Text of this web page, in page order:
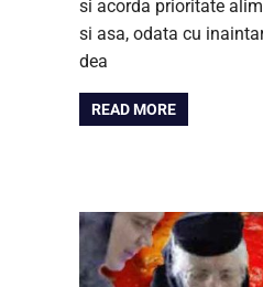
si acorda prioritate
si asa, odata cu
dea
READ MORE